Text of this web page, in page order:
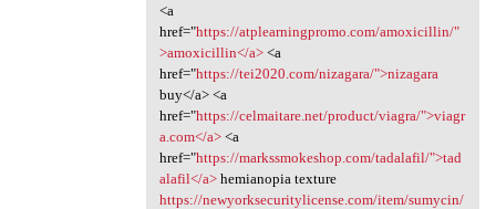
<a
href="https://atplearningpromo.com/amoxicillin/"
>amoxicillin</a><a
href="https://tei2020.com/nizagara/">nizagara
buy</a> <a
href="https://celmaitare.net/product/viagra/">viagr
a.com</a><a
href="https://markssmokeshop.com/tadalafil/">tad
alafil</a>hemianopia texture
https://newyorksecuritylicense.com/item/sumycin/